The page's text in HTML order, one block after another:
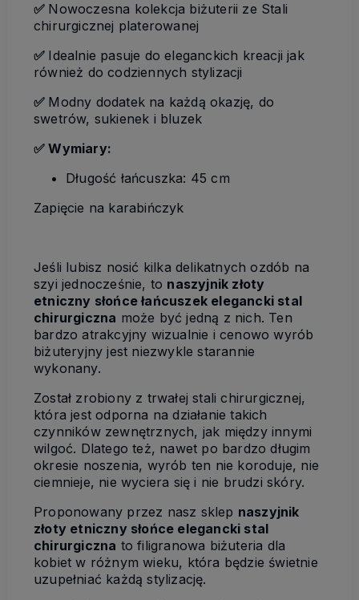
✅ Nowoczesna kolekcja biżuterii ze Stali
chirurgicznej platerowanej
✅ Idealnie pasuje do eleganckich kreacji jak
również do codziennych stylizacji
✅ Modny dodatek na każdą okazję, do
swetrów, sukienek i bluzek
✅ Wymiary:
Długość łańcuszka: 45 cm
Zapięcie na karabińczyk
Jeśli lubisz nosić kilka delikatnych ozdób na
szyi jednocześnie, to naszyjnik złoty
etniczny słońce łańcuszek elegancki stal
chirurgiczna może być jedną z nich. Ten
bardzo atrakcyjny wizualnie i cenowo wyrób
biżuteryjny jest niezwykle starannie
wykonany.
Został zrobiony z trwałej stali chirurgicznej,
która jest odporna na działanie takich
czynników zewnętrznych, jak między innymi
wilgoć. Dlatego też, nawet po bardzo długim
okresie noszenia, wyrób ten nie koroduje, nie
ciemnieje, nie wyciera się i nie brudzi skóry.
Proponowany przez nasz sklep naszyjnik
złoty etniczny słońce elegancki stal
chirurgiczna to filigranowa biżuteria dla
kobiet w różnym wieku, która będzie świetnie
uzupełniać każdą stylizację.